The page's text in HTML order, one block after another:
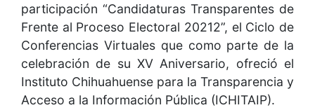
participación “Candidaturas Transparentes de
Frente al Proceso Electoral 20212”, el Ciclo de
Conferencias Virtuales que como parte de la
celebración de su XV Aniversario, ofreció el
Instituto Chihuahuense para la Transparencia y
Acceso a la Información Pública (ICHITAIP).